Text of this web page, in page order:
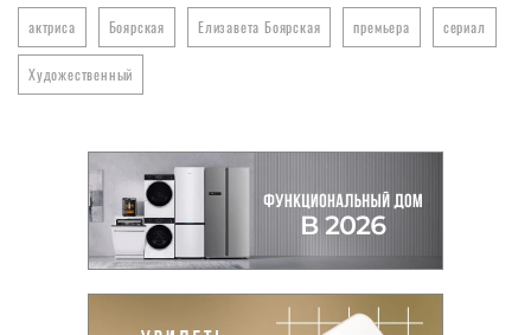
актриса Боярская Елизавета Боярская премьера сериал
Художественный